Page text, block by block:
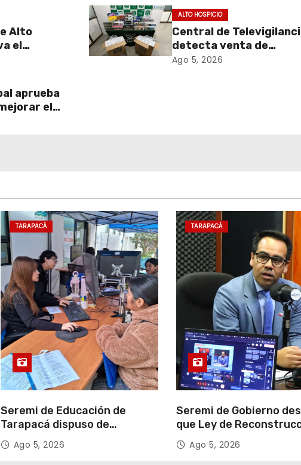
Alto
el
de
ALTO HOSPICIO
Central de
detecta venta de
cigarrillos de
Ago 5, 2026
aprueba
el
del
TARAPACÁ
Seremi de Educación de
Tarapacá dispuso de
facilitadores para apoyar
proceso de Admisión Escolar
Ago 5, 2026
TARAPACÁ
Seremi de Gobierno
que Ley de
Nacional impulsará la
inversión y el empleo en
Ago 5, 2026